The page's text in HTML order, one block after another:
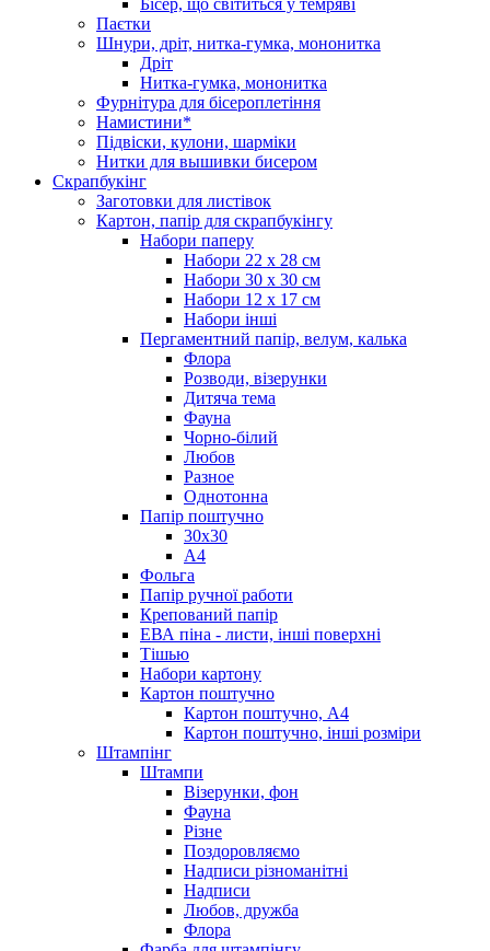
Паєтки
Шнури, дріт, нитка-гумка, мононитка
Дріт
Нитка-гумка, мононитка
Фурнітура для бісероплетіння
Намистини*
Підвіски, кулони, шарміки
Нитки для вышивки бисером
Скрапбукінг
Заготовки для листівок
Картон, папір для скрапбукінгу
Набори паперу
Набори 22 х 28 см
Набори 30 х 30 см
Набори 12 х 17 см
Набори інші
Пергаментний папір, велум, калька
Флора
Розводи, візерунки
Дитяча тема
Фауна
Чорно-білий
Любов
Разное
Однотонна
Папір поштучно
30х30
А4
Фольга
Папір ручної работи
Крепований папір
ЕВА піна - листи, інші поверхні
Тішью
Набори картону
Картон поштучно
Картон поштучно, А4
Картон поштучно, інші розміри
Штампінг
Штампи
Візерунки, фон
Фауна
Різне
Поздоровляємо
Надписи різноманітні
Надписи
Любов, дружба
Флора